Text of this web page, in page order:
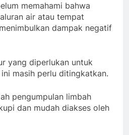
memahami bahwa
air atau tempat
dampak negatif
yang diperlukan untuk
masih perlu ditingkatkan.
pengumpulan limbah
dan mudah diakses oleh